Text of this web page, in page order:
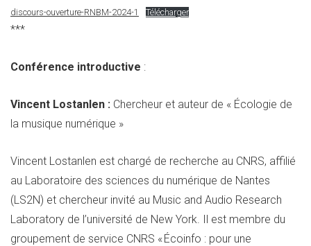
discours-ouverture-RNBM-2024-1 Télécharger
***
Conférence introductive :
Vincent Lostanlen : Chercheur et auteur de « Écologie de
la musique numérique »
Vincent Lostanlen est chargé de recherche au CNRS, affilié
au Laboratoire des sciences du numérique de Nantes
(LS2N) et chercheur invité au Music and Audio Research
Laboratory de l’université de New York. Il est membre du
groupement de service CNRS « Écoinfo : pour une